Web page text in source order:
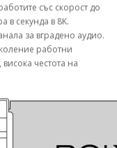
със скорост до
в секунда в 8K.
за вградено аудио.
работни
честота на